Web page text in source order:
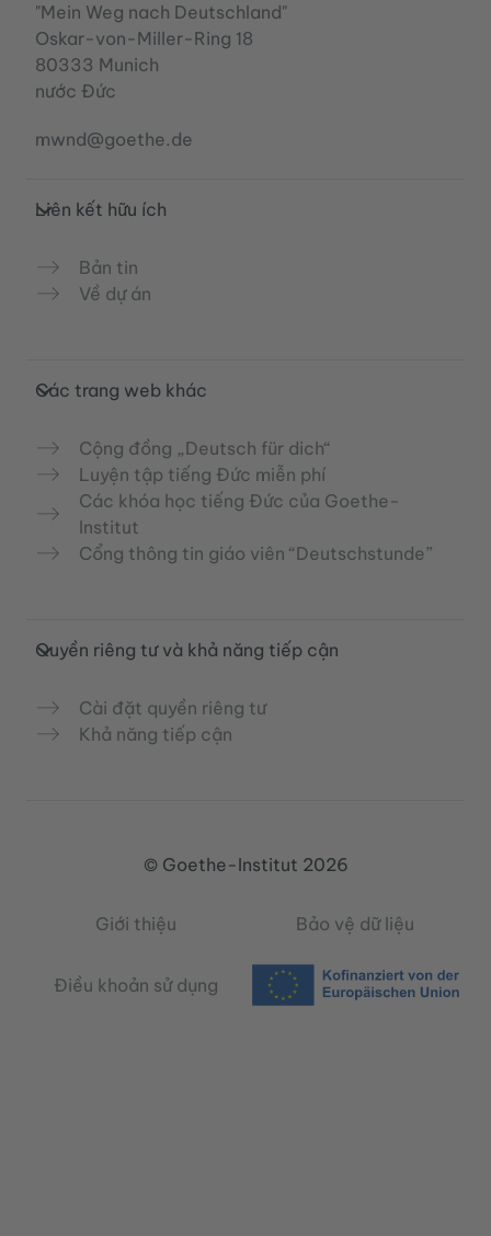
"Mein Weg nach Deutschland"
Oskar-von-Miller-Ring 18
80333 Munich
nước Đức
mwnd@goethe.de
Liên kết hữu ích
Bản tin
Về dự án
Các trang web khác
Cộng đồng „Deutsch für dich“
Luyện tập tiếng Đức miễn phí
Các khóa học tiếng Đức của Goethe-
Institut
Cổng thông tin giáo viên “Deutschstunde”
Quyền riêng tư và khả năng tiếp cận
Cài đặt quyền riêng tư
Khả năng tiếp cận
© Goethe-Institut 2026
Giới thiệu Bảo vệ dữ liệu
Điều khoản sử dụng